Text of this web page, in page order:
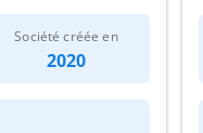
Société créée en
2020